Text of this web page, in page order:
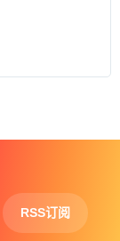
RSS订阅